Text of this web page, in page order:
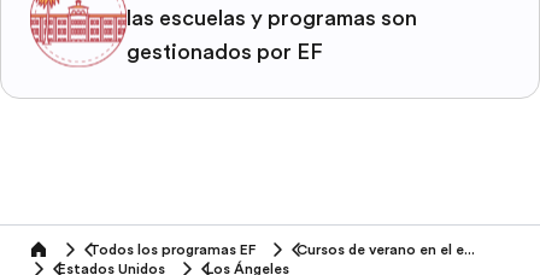
las escuelas y programas son
gestionados por EF
home Todos los programas EF
Cursos de verano en el extranjero
Estados Unidos
Los Ángeles